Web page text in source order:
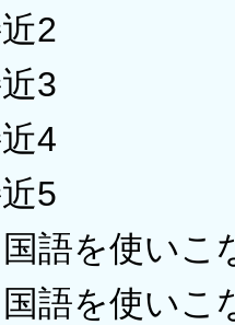
2
3
4
5
語を使いこ
語を使いこ